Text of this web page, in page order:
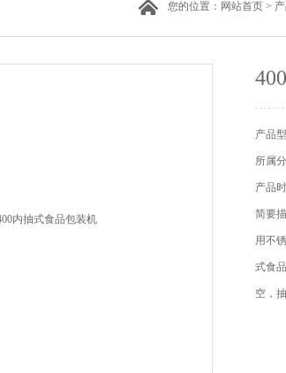
您的位置： 网站首页 >
产品
所属
产品
简要
用不
式食
空，